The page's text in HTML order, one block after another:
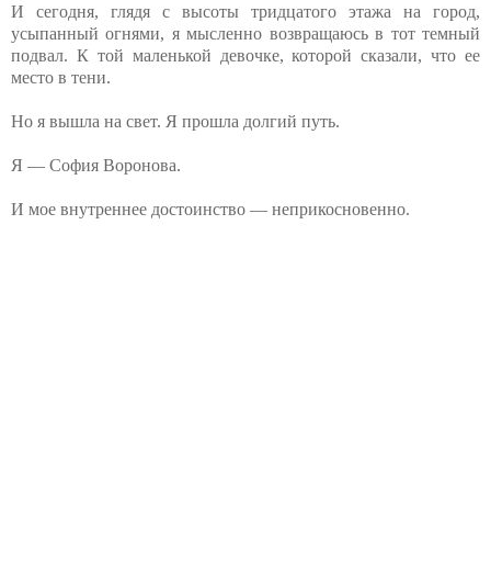
И сегодня, глядя с высоты тридцатого этажа на город,
усыпанный огнями, я мысленно возвращаюсь в тот темный
подвал. К той маленькой девочке, которой сказали, что ее
место в тени.
Но я вышла на свет. Я прошла долгий путь.
Я — София Воронова.
И мое внутреннее достоинство — неприкосновенно.